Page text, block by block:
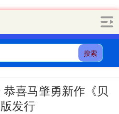
搜索
喜马肇勇新作《贝
发行